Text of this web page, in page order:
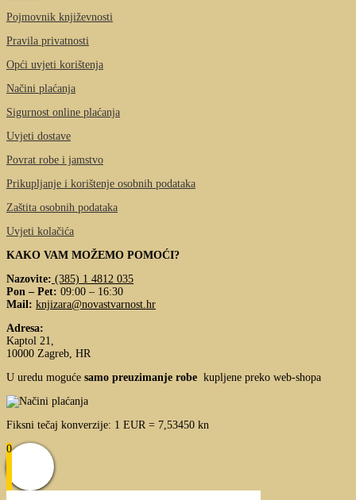
Pojmovnik književnosti
Pravila privatnosti
Opći uvjeti korištenja
Načini plaćanja
Sigurnost online plaćanja
Uvjeti dostave
Povrat robe i jamstvo
Prikupljanje i korištenje osobnih podataka
Zaštita osobnih podataka
Uvjeti kolačića
KAKO VAM MOŽEMO POMOĆI?
Nazovite: (385) 1 4812 035
Pon – Pet: 09:00 – 16:30
Mail: knjizara@novastvarnost.hr
Adresa:
Kaptol 21,
10000 Zagreb, HR
U uredu moguće samo preuzimanje robe kupljene preko web-shopa
Fiksni tečaj konverzije: 1 EUR = 7,53450 kn
0